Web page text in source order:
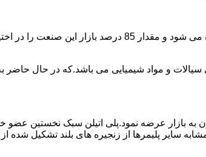
پلی اتیلن پرمصرف ترین ماده پلیمری که در صنعت قالب گیری
سیالات و مواد شیمیایی می باشد.که در حال
میلادی کمپانی اکواستار پودر پلی اتیلن سبک را با دانه بندی 500 میکرون به
سایر پلیمرها از زنجیره های بلند تشکیل